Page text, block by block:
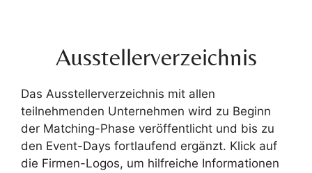
Ausstellerverzeichnis
Das Ausstellerverzeichnis mit allen
teilnehmenden Unternehmen wird zu Beginn
der Matching-Phase veröffentlicht und bis zu
den Event-Days fortlaufend ergänzt. Klick auf
die Firmen-Logos, um hilfreiche Informationen